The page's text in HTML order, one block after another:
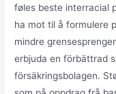
føles beste interracial
ha mot til å formulere
mindre
erbjuda en förbättrad
försäkringsbolagen.